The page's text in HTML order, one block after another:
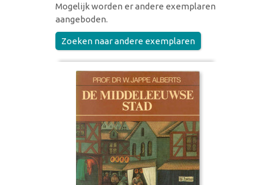
Mogelijk worden er andere exemplaren
aangeboden.
Zoeken naar andere exemplaren